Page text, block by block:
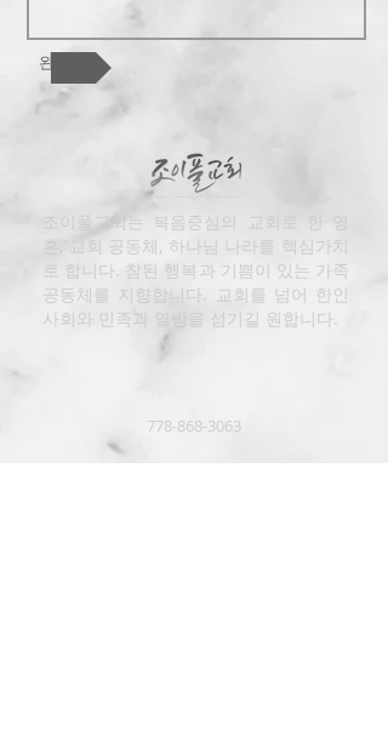
완료!
조이풀교회는 복음중심의 교회로 한 영
혼, 교회 공동체, 하나님 나라를 핵심가치
로 합니다. 참된 행복과 기쁨이 있는 가족
공동체를 지향합니다. 교회를 넘어 한인
사회와 민족과 열방을 섬기길 원합니다.
778-868-3063